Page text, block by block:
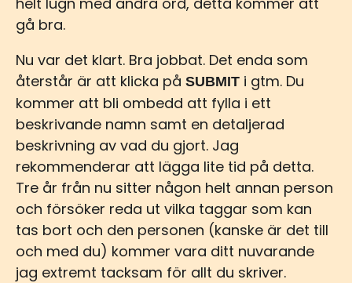
gå bra.
Nu var det klart. Bra jobbat. Det enda som
återstår är att klicka på SUBMIT i gtm. Du
kommer att bli ombedd att fylla i ett
beskrivande namn samt en detaljerad
beskrivning av vad du gjort. Jag
rekommenderar att lägga lite tid på detta.
Tre år från nu sitter någon helt annan person
och försöker reda ut vilka taggar som kan
tas bort och den personen (kanske är det till
och med du) kommer vara ditt nuvarande
jag extremt tacksam för allt du skriver.